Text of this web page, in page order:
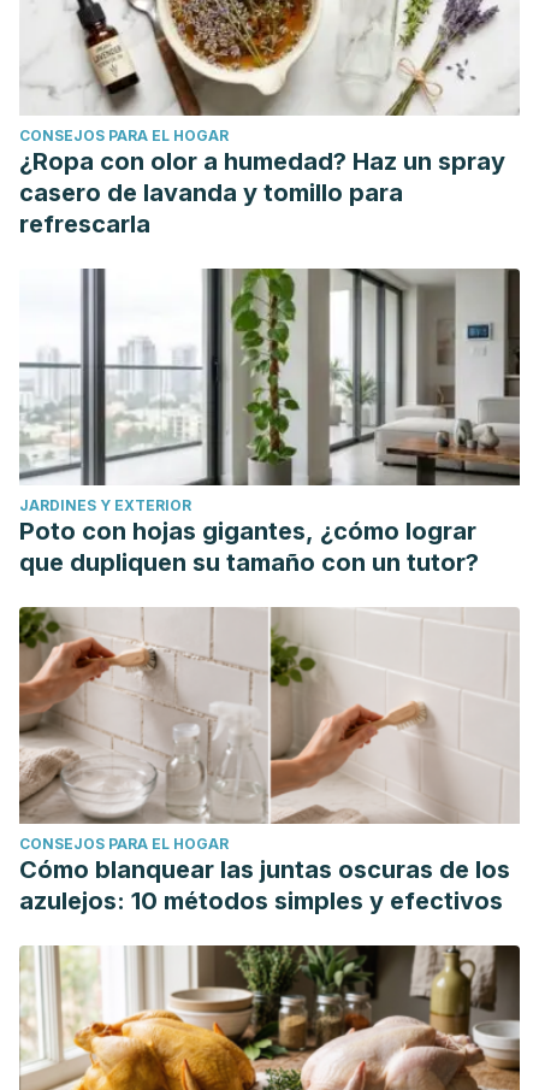
CONSEJOS PARA EL HOGAR
¿Ropa con olor a humedad? Haz un spray
casero de lavanda y tomillo para
refrescarla
JARDINES Y EXTERIOR
Poto con hojas gigantes, ¿cómo lograr
que dupliquen su tamaño con un tutor?
CONSEJOS PARA EL HOGAR
Cómo blanquear las juntas oscuras de los
azulejos: 10 métodos simples y efectivos